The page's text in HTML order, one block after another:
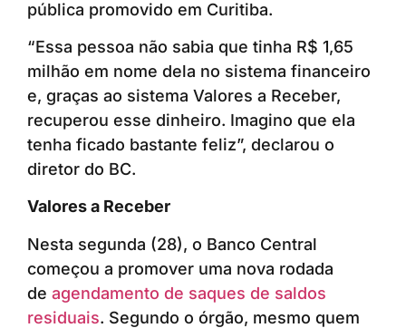
pública promovido em Curitiba.
“Essa pessoa não sabia que tinha R$ 1,65
milhão em nome dela no sistema financeiro
e, graças ao sistema Valores a Receber,
recuperou esse dinheiro. Imagino que ela
tenha ficado bastante feliz”, declarou o
diretor do BC.
Valores a Receber
Nesta segunda (28), o Banco Central
começou a promover uma nova rodada
de agendamento de saques de saldos
residuais. Segundo o órgão, mesmo quem